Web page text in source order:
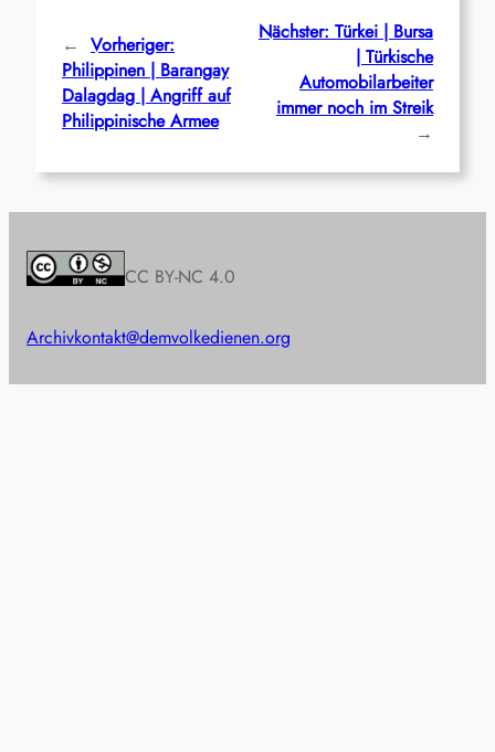
← Vorheriger:
Philippinen | Barangay
Dalagdag | Angriff auf
Philippinische Armee
Nächster: Türkei | Bursa
| Türkische
Automobilarbeiter
immer noch im Streik
→
CC BY-NC 4.0
Archivkontakt@demvolkedienen.org